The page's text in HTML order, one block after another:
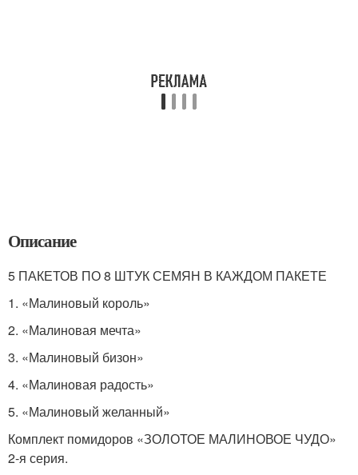
Описание
5 ПАКЕТОВ ПО 8 ШТУК СЕМЯН В КАЖДОМ ПАКЕТЕ
1. «Малиновый король»
2. «Малиновая мечта»
3. «Малиновый бизон»
4. «Малиновая радость»
5. «Малиновый желанный»
Комплект помидоров «ЗОЛОТОЕ МАЛИНОВОЕ ЧУДО»
2-я серия.